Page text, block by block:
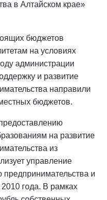
в Алтайском крае»
бюджетов
на условиях
администрации
и развитие
направили
бюджетов.
на развитие
из
управление
предпринимательства и
года. В рамках